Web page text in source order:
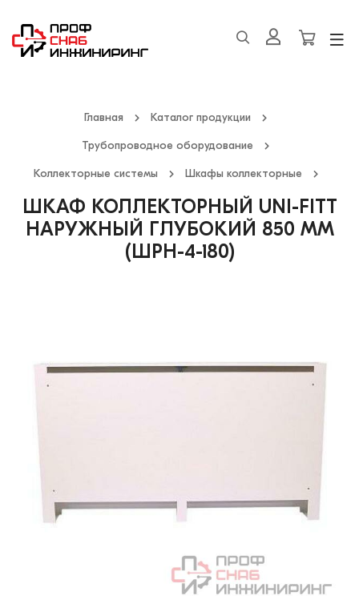
Главная Каталог продукции
Трубопроводное оборудование
Коллекторные системы Шкафы коллекторные
ШКАФ КОЛЛЕКТОРНЫЙ UNI-FITT
НАРУЖНЫЙ ГЛУБОКИЙ 850 ММ
(ШРН-4-180)